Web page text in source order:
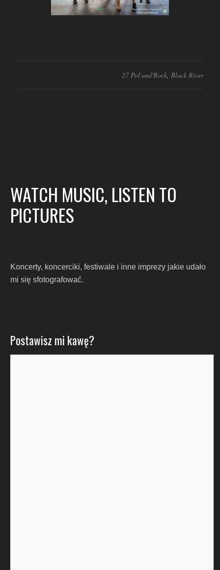
27 Pol'and'Rock, Black River
WATCH MUSIC, LISTEN TO
PICTURES
Koncerty, koncerciki, festiwale i inne imprezy jakie udało
mi się sfotografować.
Postawisz mi kawę?